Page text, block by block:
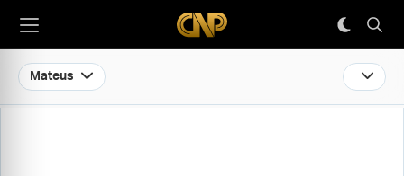
Mateus